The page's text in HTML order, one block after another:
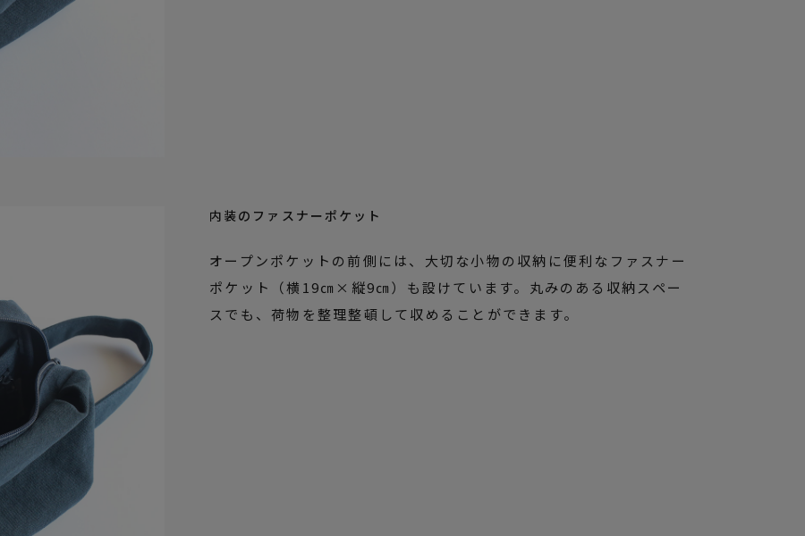
内装のファスナーポケット
オープンポケットの前側には、大切な小物の収納に便利なファスナー
ポケット（横19㎝×縦9㎝）も設けています。丸みのある収納スペー
スでも、荷物を整理整頓して収めることができます。